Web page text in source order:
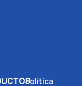
Política